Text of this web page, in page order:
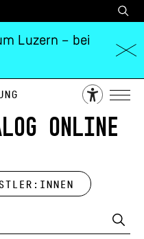
Luzern – bei
ONLINE